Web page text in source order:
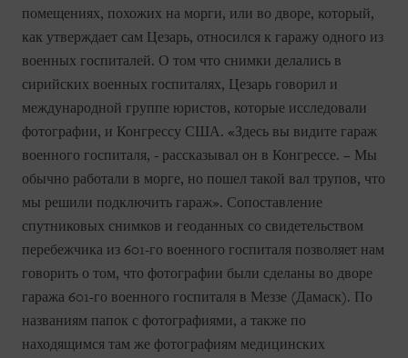
помещениях, похожих на морги, или во дворе, который,
как утверждает сам Цезарь, относился к гаражу одного из
военных госпиталей. О том что снимки делались в
сирийских военных госпиталях, Цезарь говорил и
международной группе юристов, которые исследовали
фотографии, и Конгрессу США. «Здесь вы видите гараж
военного госпиталя, - рассказывал он в Конгрессе. – Мы
обычно работали в морге, но пошел такой вал трупов, что
мы решили подключить гараж». Сопоставление
спутниковых снимков и геоданных со свидетельством
перебежчика из 601-го военного госпиталя позволяет нам
говорить о том, что фотографии были сделаны во дворе
гаража 601-го военного госпиталя в Меззе (Дамаск). По
названиям папок с фотографиями, а также по
находящимся там же фотографиям медицинских